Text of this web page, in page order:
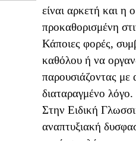
είναι αρκετή και η
προκαθορισμένη
Κάποιες φορές,
καθόλου ή να
παρουσιάζοντας με
διαταραγμένο λόγο.
Στην Ειδική
αναπτυξιακή